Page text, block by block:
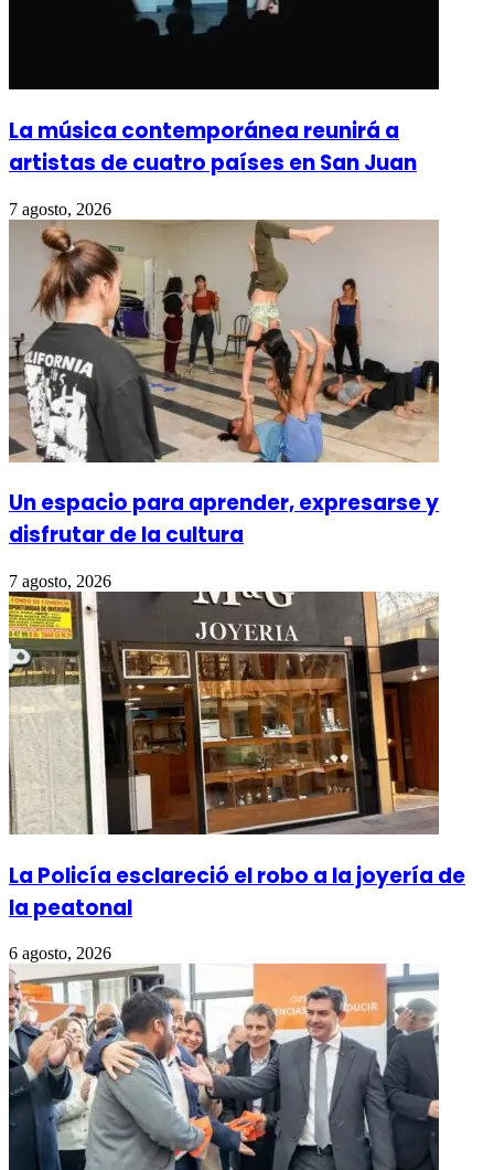
La música contemporánea reunirá a
artistas de cuatro países en San Juan
7 agosto, 2026
Un espacio para aprender, expresarse y
disfrutar de la cultura
7 agosto, 2026
La Policía esclareció el robo a la joyería de
la peatonal
6 agosto, 2026